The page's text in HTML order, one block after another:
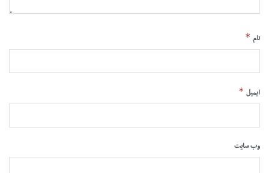
نام *
ایمیل *
وب‌ سایت